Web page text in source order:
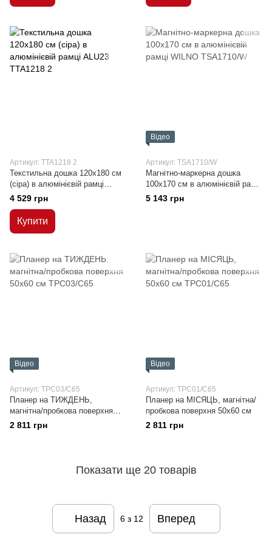
Артикул: TTA1218 2
Текстильна дошка 120x180 см
(сіра) в алюмінієвій рамці
ALU23
4 529 грн
Купити
Відео
Артикул: TSA1710/W
Магнітно-маркерна дошка
100x170 см в алюмінієвій рамці
WILNO
5 143 грн
Відео
Артикул: TPC03/C65
Планер на ТИЖДЕНЬ,
магнітна/пробкова поверхня
50х60 см
2 811 грн
Відео
Артикул: TPC01/C65
Планер на МІСЯЦЬ, магнітна/
пробкова поверхня 50х60 см
2 811 грн
Показати ще 20 товарів
Назад 6з 12 Вперед